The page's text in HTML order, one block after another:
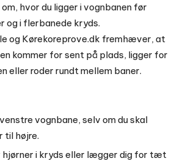
hvor du ligger i vognbanen før
og i flerbanede kryds.
og Kørekoreprove.dk fremhæver, at
kommer for sent på plads, ligger for
eller roder rundt mellem baner.
vognbane, selv om du skal
til højre.
hjørner i kryds eller lægger dig for tæt